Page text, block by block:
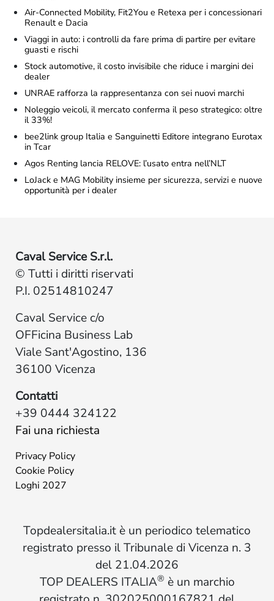
Air-Connected Mobility, Fit2You e Retexa per i concessionari
Renault e Dacia
Viaggi in auto: i controlli da fare prima di partire per evitare
guasti e rischi
Stock automotive, il costo invisibile che riduce i margini dei
dealer
UNRAE rafforza la rappresentanza con sei nuovi marchi
Noleggio veicoli, il mercato conferma il peso strategico: oltre
il 33%!
bee2link group Italia e Sanguinetti Editore integrano Eurotax
in Tcar
Agos Renting lancia RELOVE: l’usato entra nell’NLT
LoJack e MAG Mobility insieme per sicurezza, servizi e nuove
opportunità per i dealer
Caval Service S.r.l.
© Tutti i diritti riservati
P.I. 02514810247
Caval Service c/o
OFFicina Business Lab
Viale Sant'Agostino, 136
36100 Vicenza
Contatti
+39 0444 324122
Fai una richiesta
Privacy Policy
Cookie Policy
Loghi 2027
Topdealersitalia.it è un periodico telematico
registrato presso il Tribunale di Vicenza n. 3
del 21.04.2026
TOP DEALERS ITALIA® è un marchio